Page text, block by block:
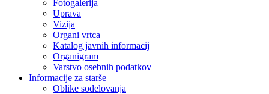
Fotogalerija
Uprava
Vizija
Organi vrtca
Katalog javnih informacij
Organigram
Varstvo osebnih podatkov
Informacije za starše
Oblike sodelovanja